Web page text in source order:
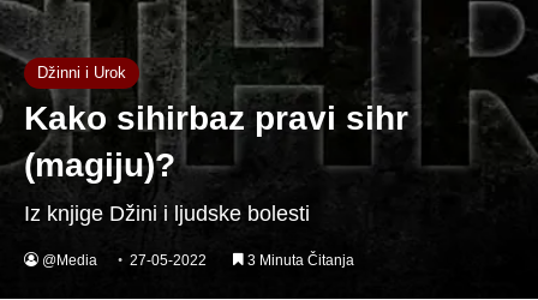
Džinni i Urok
Kako sihirbaz pravi sihr
(magiju)?
Iz knjige Džini i ljudske bolesti
@Media 27-05-2022 3 Minuta Čitanja